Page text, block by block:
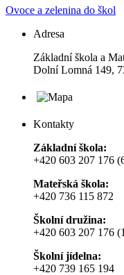
Ovoce a zelenina do škol
Adresa
Základní škola a
Dolní Lomná 149,
Kontakty
Základní škola:
+420 603 207 176
Mateřská škola:
+420 736 115 872
Školní družina:
+420 603 207 176
Školní jídelna:
+420 739 165 194